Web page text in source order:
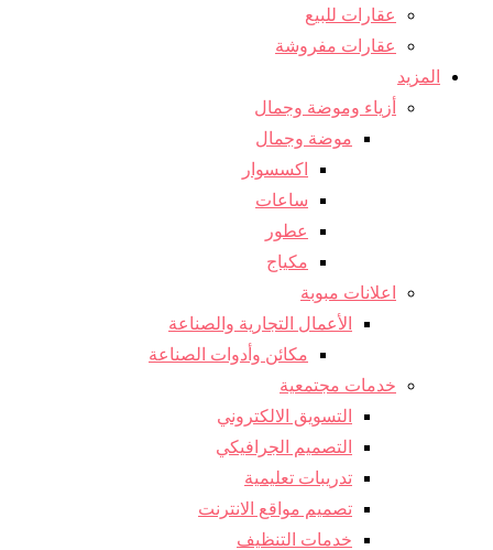
عقارات للبيع
عقارات مفروشة
المزيد
أزياء وموضة وجمال
موضة وجمال
اكسسوار
ساعات
عطور
مكياج
اعلانات مبوبة
الأعمال التجارية والصناعة
مكائن ​​وأدوات الصناعة
خدمات مجتمعية
التسويق الالكتروني
التصميم الجرافيكي
تدريبات تعليمية
تصميم مواقع الانترنت
خدمات التنظيف